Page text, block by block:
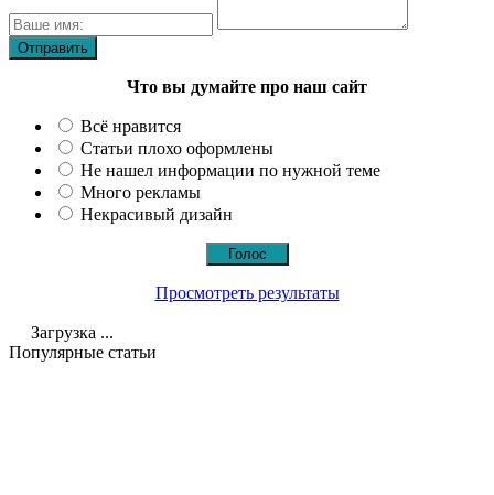
Что вы думайте про наш сайт
Всё нравится
Статьи плохо оформлены
Не нашел информации по нужной теме
Много рекламы
Некрасивый дизайн
Просмотреть результаты
Загрузка ...
Популярные статьи